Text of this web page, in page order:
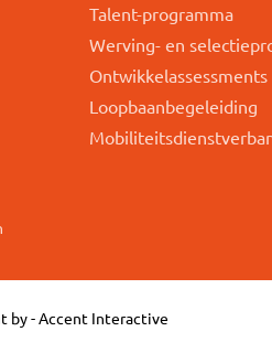
Talent-programma
Werving- en
Ontwikkelassessments
Loopbaanbegeleiding
by -Accent Interactive